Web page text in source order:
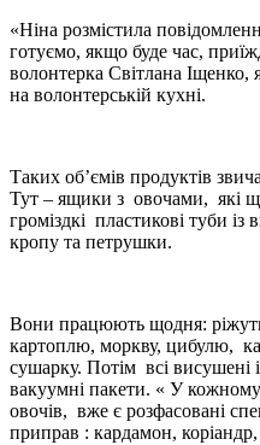
«Ніна розмістила
готуємо, якщо буде час,
волонтерка Світлана Іщенко,
на волонтерській кухні.
Таких об’ємів продуктів
Тут – ящики з овочами, які
громіздкі пластикові туби
кропу та петрушки.
Вони працюють щодня:
картоплю, моркву, цибулю,
сушарку. Потім всі висушені
вакуумні пакети. « У
овочів, вже є розфасовані
приправ : кардамон,